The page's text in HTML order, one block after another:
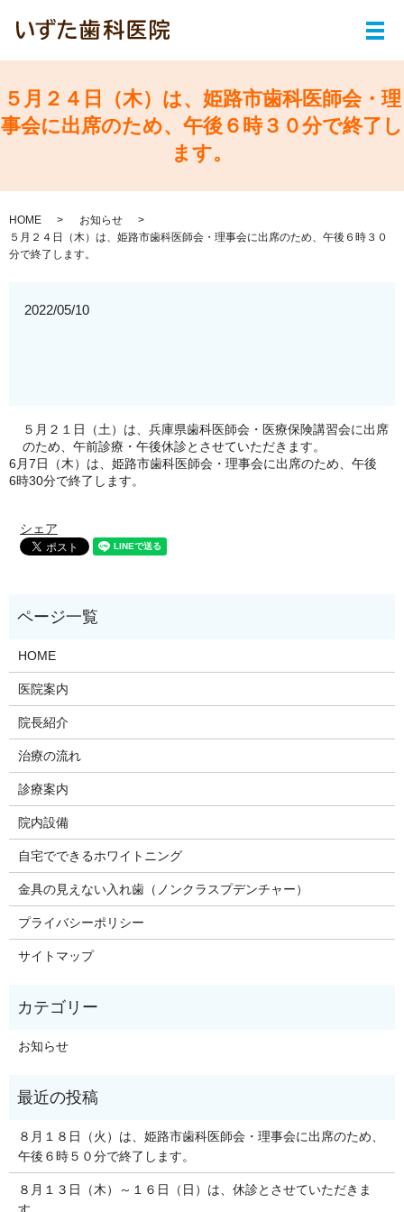
メ
５月２４日（木）は、姫路市歯科医師会・理
事会に出席のため、午後６時３０分で終了し
ます。
HOME
お知らせ
５月２４日（木）は、姫路市歯科医師会・理事会に出席のため、午後６時３０
分で終了します。
2022/05/10
５月２１日（土）は、兵庫県歯科医師会・医療保険講習会に出席
のため、午前診療・午後休診とさせていただきます。
6月7日（木）は、姫路市歯科医師会・理事会に出席のため、午後
6時30分で終了します。
シェア
HOME
医院案内
院長紹介
治療の流れ
診療案内
院内設備
自宅でできるホワイトニング
金具の見えない入れ歯（ノンクラスプデンチャー）
プライバシーポリシー
サイトマップ
お知らせ
８月１８日（火）は、姫路市歯科医師会・理事会に出席のため、
午後６時５０分で終了します。
８月１３日（木）～１６日（日）は、休診とさせていただきま
す。